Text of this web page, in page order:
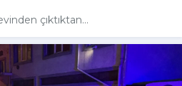
çıktıktan...